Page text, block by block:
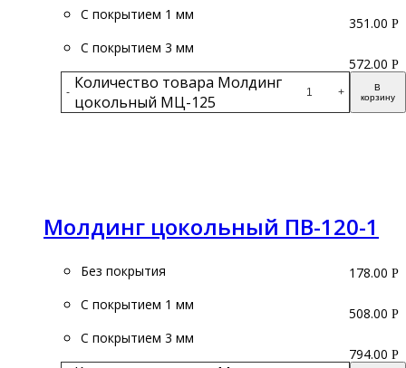
С покрытием 1 мм
С покрытием 3 мм
- Количество товара Молдинг
цокольный МЦ-125
+
В
корзину
351.00 Р
572.00 Р
Молдинг цокольный ПВ-120-1
Без покрытия
С покрытием 1 мм
С покрытием 3 мм
178.00 Р
508.00 Р
794.00 Р